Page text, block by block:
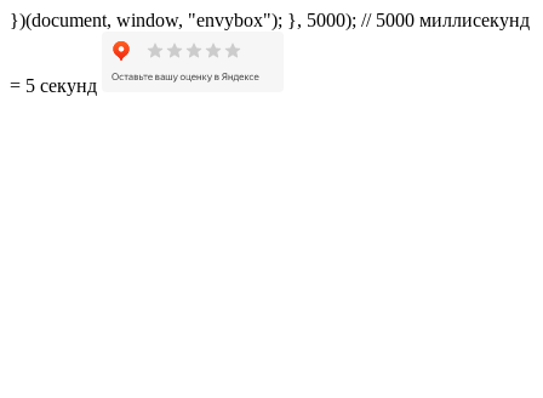
})(document, window, "envybox"); }, 5000); // 5000 миллисекунд
= 5 секунд